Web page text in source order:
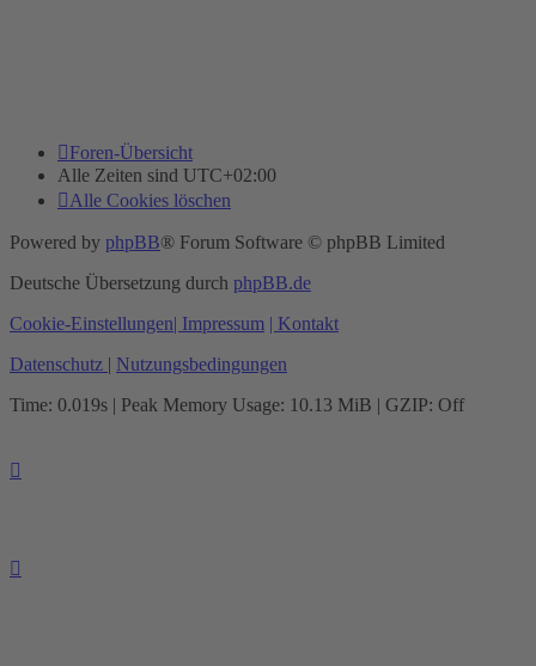
Foren-Übersicht
Alle Zeiten sind UTC+02:00
Alle Cookies löschen
Powered by phpBB® Forum Software © phpBB Limited
Deutsche Übersetzung durch phpBB.de
Cookie-Einstellungen| Impressum | Kontakt
Datenschutz | Nutzungsbedingungen
Time: 0.019s | Peak Memory Usage: 10.13 MiB | GZIP: Off